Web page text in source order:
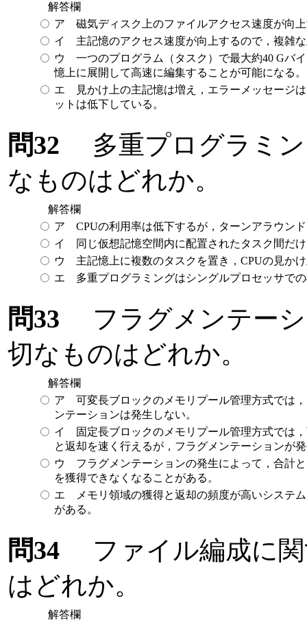
解答欄
ア 磁気ディスク上のファイルアクセス速度が向
イ 主記憶のアクセス速度が向上するので，複雑
ウ 一つのプログラム（タスク）で最大約40 Gバ
憶上に展開して高速に編集することが可能になる。
エ 見かけ上の主記憶は増え，エラーメッセージ
ットは低下している。
問32 多重プログラミン
なものはどれか。
解答欄
ア CPUの利用率は低下するが，ターンアラウン
イ 同じ仮想記憶空間内に配置されたタスク間だ
ウ 主記憶上に複数のタスクを置き，CPUの見か
エ 多重プログラミングはシングルプロセッサで
問33 フラグメンテーシ
切なものはどれか。
解答欄
ア 可変長ブロックのメモリプール管理方式では
ンテーションは発生しない。
イ 固定長ブロックのメモリプール管理方式では
と返却を速く行えるが，フラグメンテーションが
ウ フラグメンテーションの発生によって，合計
を獲得できなくなることがある。
エ メモリ領域の獲得と返却の頻度が高いシステ
がある。
問34 ファイル編成に関
はどれか。
解答欄